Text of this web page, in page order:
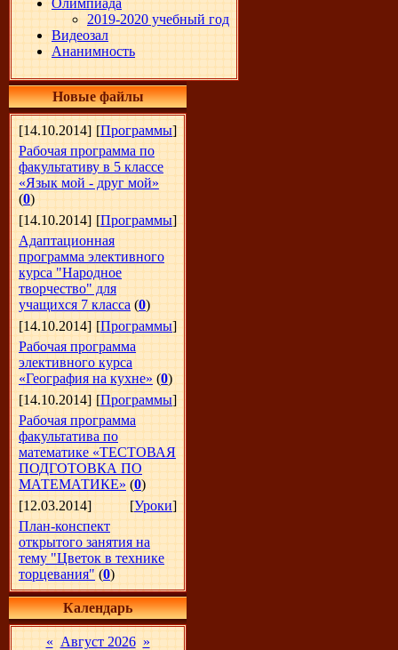
Олимпиада
2019-2020 учебный год
Видеозал
Ананимность
Новые файлы
[14.10.2014] [Программы]
Рабочая программа по
факультативу в 5 классе
«Язык мой - друг мой»
(0)
[14.10.2014] [Программы]
Адаптационная
программа элективного
курса "Народное
творчество" для
учащихся 7 класса (0)
[14.10.2014] [Программы]
Рабочая программа
элективного курса
«География на кухне» (0)
[14.10.2014] [Программы]
Рабочая программа
факультатива по
математике «ТЕСТОВАЯ
ПОДГОТОВКА ПО
МАТЕМАТИКЕ» (0)
[12.03.2014]
[Уроки]
План-конспект
открытого занятия на
тему "Цветок в технике
торцевания" (0)
Календарь
« Август 2026 »